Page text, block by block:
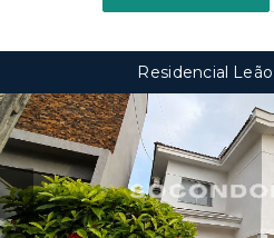
Residencial